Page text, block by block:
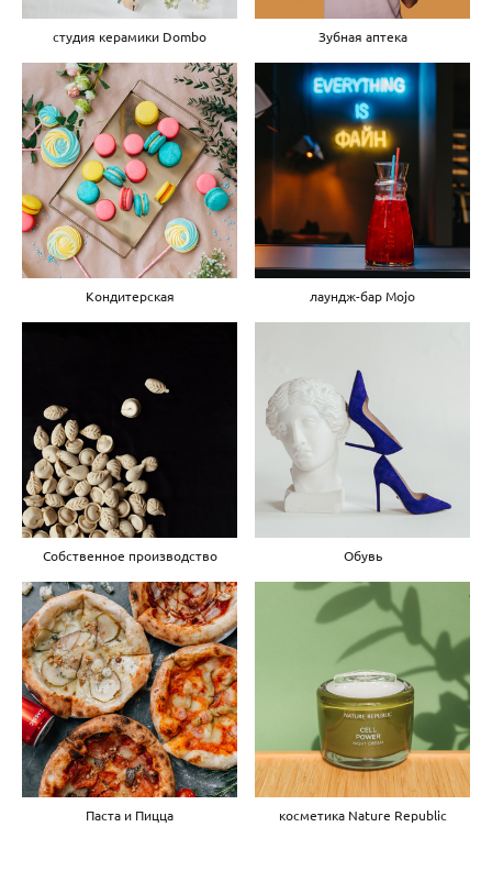
студия керамики Dombo Зубная аптека
Кондитерская лаундж-бар Mojo
Собственное производство Обувь
Паста и Пицца косметика Nature Republic